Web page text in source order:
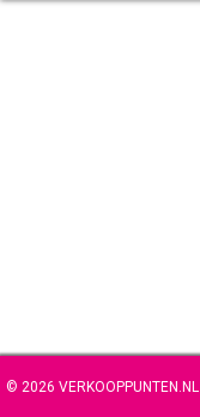
© 2026 VERKOOPPUNTEN.NL